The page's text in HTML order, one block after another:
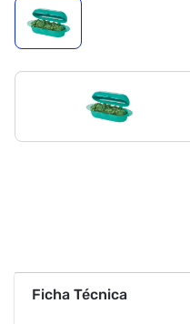
Ficha Técnica